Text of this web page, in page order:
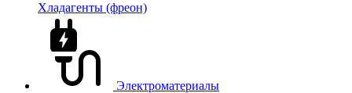
Хладагенты (фреон)
Электроматериалы